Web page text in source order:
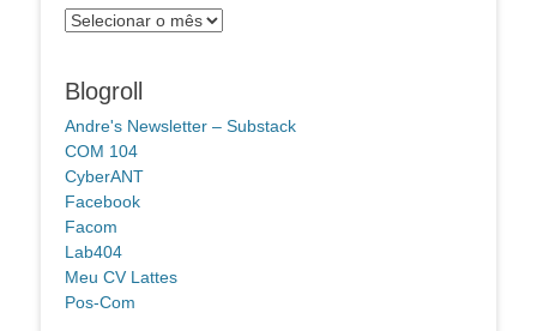
Arquivos
Blogroll
Andre's Newsletter – Substack
COM 104
CyberANT
Facebook
Facom
Lab404
Meu CV Lattes
Pos-Com